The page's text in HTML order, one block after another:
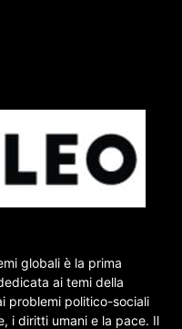
globali è la prima
ai temi della
problemi politico-sociali
i diritti umani e la pace. Il